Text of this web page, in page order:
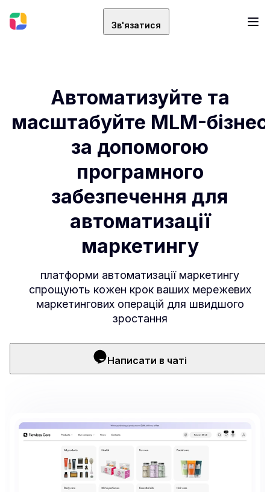
Зв'язатися
Автоматизуйте та
масштабуйте MLM-бізнес
за допомогою
програмного
забезпечення для
автоматизації
маркетингу
платформи автоматизації маркетингу
спрощують кожен крок ваших мережевих
маркетингових операцій для швидшого
зростання
Написати в чаті